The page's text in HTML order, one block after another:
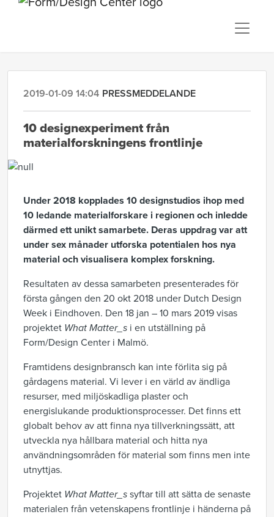
2019-01-09 14:04 PRESSMEDDELANDE
10 designexperiment från
materialforskningens frontlinje
Under 2018 kopplades 10 designstudios ihop med
10 ledande materialforskare i regionen och inledde
därmed ett unikt samarbete. Deras uppdrag var att
under sex månader utforska potentialen hos nya
material och visualisera komplex forskning.
Resultaten av dessa samarbeten presenterades för
första gången den 20 okt 2018 under Dutch Design
Week i Eindhoven. Den 18 jan – 10 mars 2019 visas
projektet What Matter_s i en utställning på
Form/Design Center i Malmö.
Framtidens designbransch kan inte förlita sig på
gårdagens material. Vi lever i en värld av ändliga
resurser, med miljöskadliga plaster och
energislukande produktionsprocesser. Det finns ett
globalt behov av att finna nya tillverkningssätt, att
utveckla nya hållbara material och hitta nya
användningsområden för material som finns men inte
utnyttjas.
Projektet What Matter_s syftar till att sätta de senaste
materialen från vetenskapens frontlinje i händerna på